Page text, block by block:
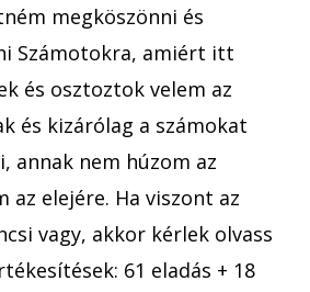
megköszönni és
Számotokra, amiért itt
és osztoztok velem az
és kizárólag a számokat
annak nem húzom az
az elejére. Ha viszont az
vagy, akkor kérlek olvass
61 eladás + 18